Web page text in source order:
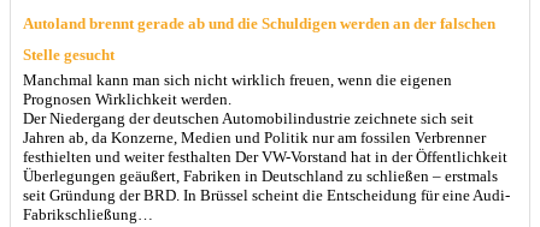
Autoland brennt gerade ab und die Schuldigen werden an der falschen
Stelle gesucht
Manchmal kann man sich nicht wirklich freuen, wenn die eigenen
Prognosen Wirklichkeit werden.
Der Niedergang der deutschen Automobilindustrie zeichnete sich seit
Jahren ab, da Konzerne, Medien und Politik nur am fossilen Verbrenner
festhielten und weiter festhalten Der VW-Vorstand hat in der Öffentlichkeit
Überlegungen geäußert, Fabriken in Deutschland zu schließen – erstmals
seit Gründung der BRD. In Brüssel scheint die Entscheidung für eine Audi-
Fabrikschließung…